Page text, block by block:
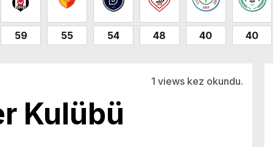
59 55 54 48 40 40
1 views kez okundu.
Kulübü